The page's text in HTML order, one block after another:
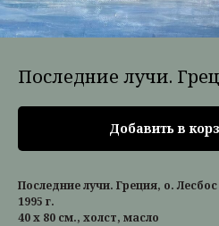
Последние лучи.
Добавить в
Последние лучи. Греция, о. Лесбос
1995 г.
40 х 80 см., холст, масло